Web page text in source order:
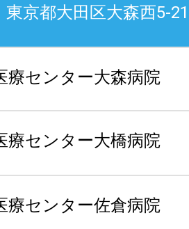
京都大田区大森西5-
療センター大森病院
療センター大橋病院
療センター佐倉病院